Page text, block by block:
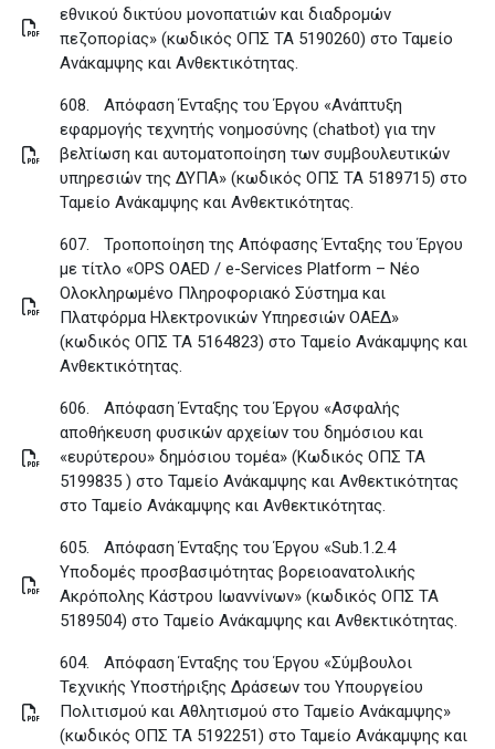
εθνικού δικτύου μονοπατιών και διαδρομών
πεζοπορίας» (κωδικός ΟΠΣ ΤΑ 5190260) στο Ταμείο
Ανάκαμψης και Ανθεκτικότητας.
608.
Απόφαση Ένταξης του Έργου «Ανάπτυξη
εφαρμογής τεχνητής νοημοσύνης (chatbot) για την
βελτίωση και αυτοματοποίηση των συμβουλευτικών
υπηρεσιών της ΔΥΠΑ» (κωδικός ΟΠΣ ΤΑ 5189715) στο
Ταμείο Ανάκαμψης και Ανθεκτικότητας.
607.
Τροποποίηση της Απόφασης Ένταξης του Έργου
με τίτλο «OPS OAED / e-Services Platform – Νέο
Ολοκληρωμένο Πληροφοριακό Σύστημα και
Πλατφόρμα Ηλεκτρονικών Υπηρεσιών ΟΑΕΔ»
(κωδικός ΟΠΣ ΤΑ 5164823) στο Ταμείο Ανάκαμψης και
Ανθεκτικότητας.
606.
Απόφαση Ένταξης του Έργου «Ασφαλής
αποθήκευση φυσικών αρχείων του δημόσιου και
«ευρύτερου» δημόσιου τομέα» (Κωδικός ΟΠΣ ΤΑ
5199835 ) στο Ταμείο Ανάκαμψης και Ανθεκτικότητας
στο Ταμείο Ανάκαμψης και Ανθεκτικότητας.
605.
Απόφαση Ένταξης του Έργου «Sub.1.2.4
Υποδομές προσβασιμότητας βορειοανατολικής
Ακρόπολης Κάστρου Ιωαννίνων» (κωδικός ΟΠΣ ΤΑ
5189504) στο Ταμείο Ανάκαμψης και Ανθεκτικότητας.
604.
Απόφαση Ένταξης του Έργου «Σύμβουλοι
Τεχνικής Υποστήριξης Δράσεων του Υπουργείου
Πολιτισμού και Αθλητισμού στο Ταμείο Ανάκαμψης»
(κωδικός ΟΠΣ ΤΑ 5192251) στο Ταμείο Ανάκαμψης και